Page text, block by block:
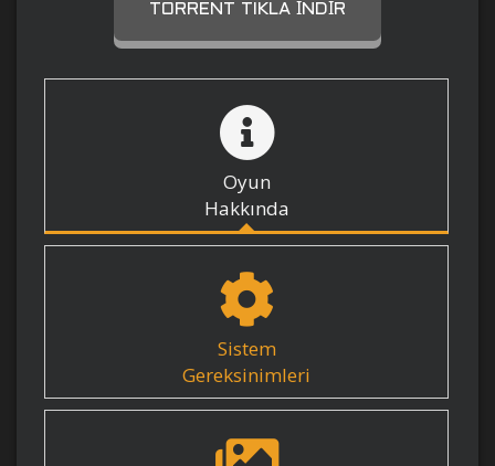
TORRENT TIKLA İNDIR
Oyun
Hakkında
Sistem
Gereksinimleri